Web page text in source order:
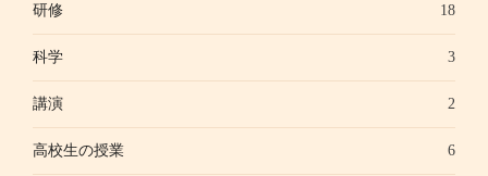
研修 18
科学 3
講演 2
高校生の授業 6